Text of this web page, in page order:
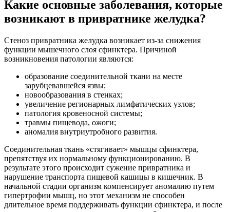
Какие основные заболевания, которые
возникают в привратнике желудка?
Стеноз привратника желудка возникает из-за снижения
функции мышечного слоя сфинктера. Причиной
возникновения патологии являются:
образование соединительной ткани на месте
зарубцевавшейся язвы;
новообразования в стенках;
увеличение регионарных лимфатических узлов;
патология кровеносной системы;
травмы пищевода, ожоги;
аномалия внутриутробного развития.
Соединительная ткань «стягивает» мышцы сфинктера,
препятствуя их нормальному функционированию. В
результате этого происходит сужение привратника и
нарушение транспорта пищевой кашицы в кишечник. В
начальной стадии организм компенсирует аномалию путем
гипертрофии мышц, но этот механизм не способен
длительное время поддерживать функции сфинктера, и после